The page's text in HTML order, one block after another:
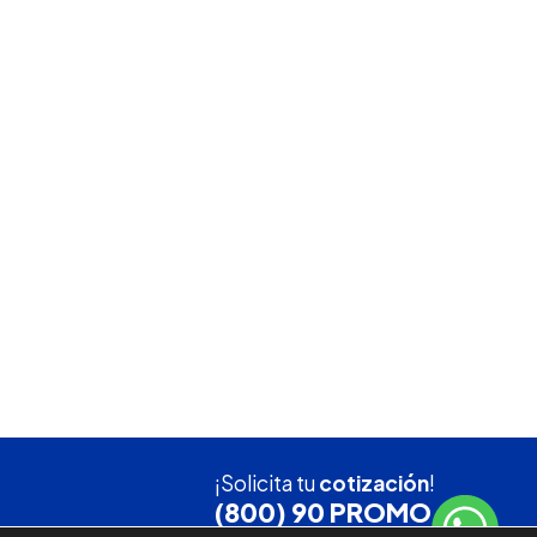
¡Solicita tucotización!
(800) 90 PROMO